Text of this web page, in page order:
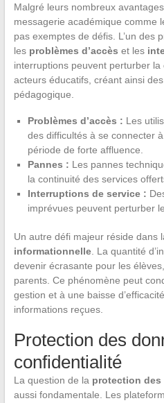
Malgré leurs nombreux
messagerie académique comme
pas exemptes de défis. L’un des
les problèmes d’accès et les
interruptions peuvent perturber
acteurs éducatifs, créant ainsi
pédagogique.
Problèmes d’accès : Les
des difficultés à se connecter
période de forte affluence.
Pannes : Les pannes
la continuité des services
Interruptions de service :
imprévues peuvent perturber
Un autre défi majeur réside dans
informationnelle. La quantité
devenir écrasante pour les
parents. Ce phénomène peut
gestion et à une baisse
informations reçues.
Protection des
confidentialité
La question de la protection des
aussi fondamentale. Les